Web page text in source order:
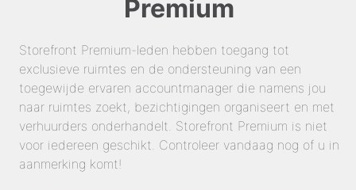
Premium
Storefront Premium-leden hebben toegang tot
exclusieve ruimtes en de ondersteuning van een
toegewijde ervaren accountmanager die namens jou
naar ruimtes zoekt, bezichtigingen organiseert en met
verhuurders onderhandelt. Storefront Premium is niet
voor iedereen geschikt. Controleer vandaag nog of u in
aanmerking komt!